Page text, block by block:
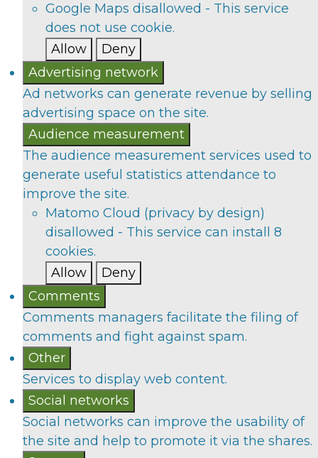
Google Maps disallowed - This service
does not use cookie.
Allow
Deny
Advertising network
Ad networks can generate revenue by selling
advertising space on the site.
Audience measurement
The audience measurement services used to
generate useful statistics attendance to
improve the site.
Matomo Cloud (privacy by design)
disallowed - This service can install 8
cookies.
Allow
Deny
Comments
Comments managers facilitate the filing of
comments and fight against spam.
Other
Services to display web content.
Social networks
Social networks can improve the usability of
the site and help to promote it via the shares.